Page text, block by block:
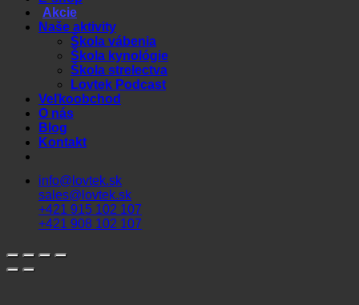
Akcie
Naše aktivity
Škola vábenia
Škola kynológie
Škola strelectva
Lovtek Podcast
Veľkoobchod
O nás
Blog
Kontakt
info@lovtek.sk
sales@lovtek.sk
+421 915 102 107
+421 908 102 107